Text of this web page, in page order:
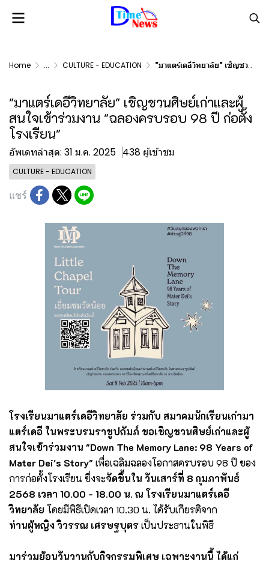
Home ... CULTURE - EDUCATION "มาแตร์เดอีวิทยาลัย" เชิญชวนศิษย์เก่าและผู้สนใจเข้าร่วมงาน "ฉลองครบรอบ 98 ปี ก่อตั้งโรงเรียน"
"มาแตร์เดอีวิทยาลัย" เชิญชวนศิษย์เก่าและผู้
สนใจเข้าร่วมงาน "ฉลองครบรอบ 98 ปี ก่อตั้ง
โรงเรียน"
อัพเดทล่าสุด: 31 ม.ค. 2025 438 ผู้เข้าชม
CULTURE - EDUCATION
แชร์
โรงเรียนมาแตร์เดอีวิทยาลัย ร่วมกับ สมาคมนักเรียนเก่ามา
แตร์เดอี ในพระบรมราชูปถัมภ์ ขอเชิญชวนศิษย์เก่าและผู้
สนใจเข้าร่วมงาน "Down The Memory Lane: 98 Years of
Mater Dei's Story" เพื่อเฉลิมฉลองโอกาสครบรอบ 98 ปี ของ
การก่อตั้งโรงเรียน ซึ่งจะจัดขึ้นใน วันเสาร์ที่ 8 กุมภาพันธ์
2568 เวลา 10.00 - 18.00 น. ณ โรงเรียนมาแตร์เดอี
วิทยาลัย โดยมีพิธีเปิดเวลา 10.30 น. ได้รับเกียรติจาก
ท่านผู้หญิง วิวรรณ เศรษฐบุตรเป็นประธานในพิธี
มาร่วมย้อนวันวานกับกิจกรรมพิเศษ เฉพาะงานนี้ ได้แก่